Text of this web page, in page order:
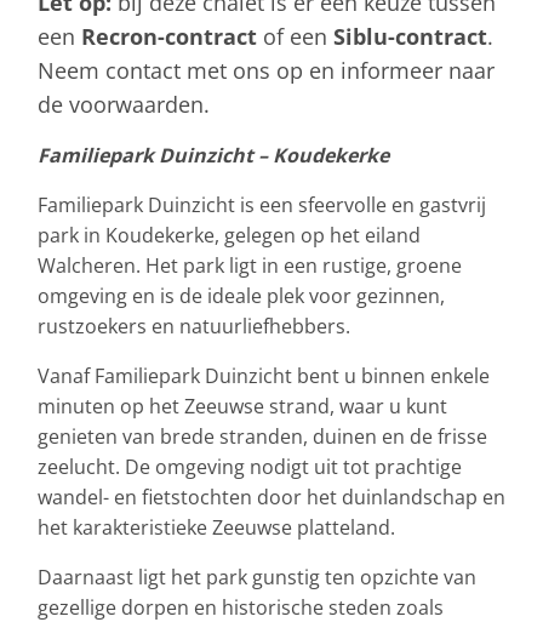
een Recron-contract of een Siblu-contract.
Neem contact met ons op en informeer naar
de voorwaarden.
Familiepark Duinzicht – Koudekerke
Familiepark Duinzicht is een sfeervolle en gastvrij
park in Koudekerke, gelegen op het eiland
Walcheren. Het park ligt in een rustige, groene
omgeving en is de ideale plek voor gezinnen,
rustzoekers en natuurliefhebbers.
Vanaf Familiepark Duinzicht bent u binnen enkele
minuten op het Zeeuwse strand, waar u kunt
genieten van brede stranden, duinen en de frisse
zeelucht. De omgeving nodigt uit tot prachtige
wandel- en fietstochten door het duinlandschap en
het karakteristieke Zeeuwse platteland.
Daarnaast ligt het park gunstig ten opzichte van
gezellige dorpen en historische steden zoals